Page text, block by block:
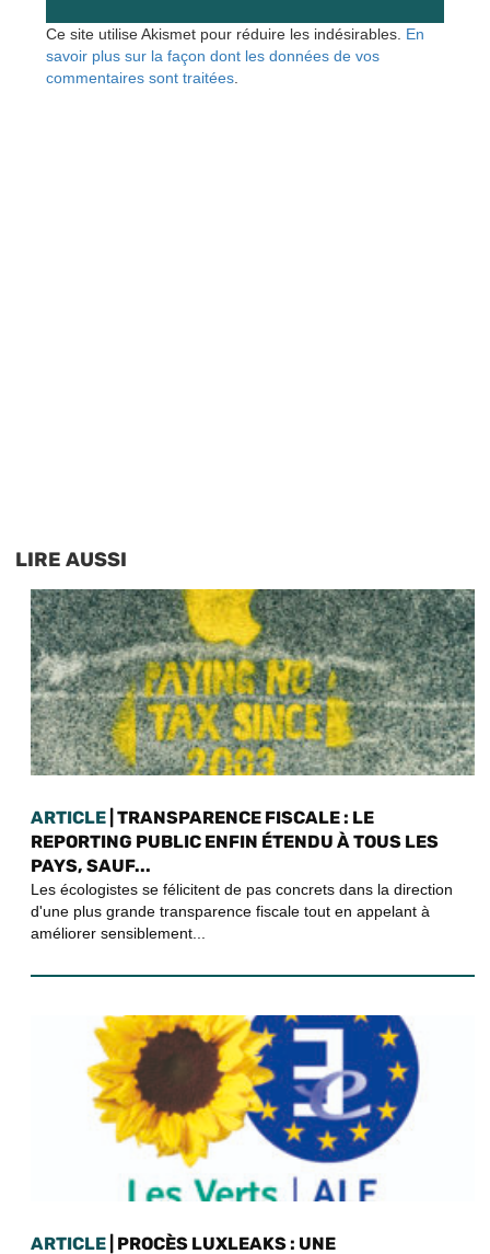
Ce site utilise Akismet pour réduire les indésirables. En
savoir plus sur la façon dont les données de vos
commentaires sont traitées
LIRE AUSSI
ARTICLE | TRANSPARENCE FISCALE : LE
REPORTING PUBLIC ENFIN ÉTENDU À TOUS LES
PAYS, SAUF...
Les écologistes se félicitent de pas concrets dans la direction
d'une plus grande transparence fiscale tout en appelant à
améliorer sensiblement...
ARTICLE | PROCÈS LUXLEAKS : UNE